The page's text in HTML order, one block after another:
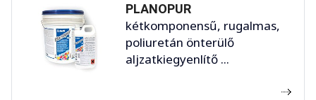
PLANOPUR
kétkomponensű, rugalmas,
poliuretán önterülő
aljzatkiegyenlítő ...